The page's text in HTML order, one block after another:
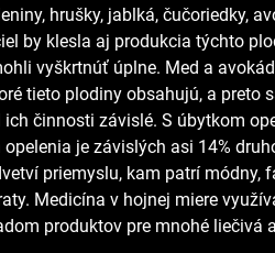
hrušky, jablká, čučoriedky,
by klesla aj produkcia týchto
vyškrtnúť úplne. Med a
tieto plodiny obsahujú, a preto
činnosti závislé. S úbytkom
je závislých asi 14%
priemyslu, kam patrí módny,
Medicína v hojnej miere
produktov pre mnohé liečivá